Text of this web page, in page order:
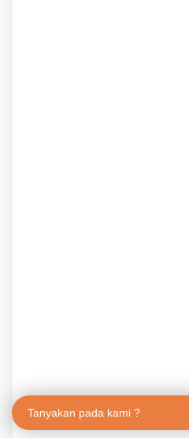
Tanyakan pada kami ?